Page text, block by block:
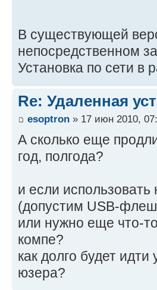
В существующей
непосредственном
Установка по сети в
Re: Удаленная
esoptron » 17 июн 2010,
А сколько еще
год, полгода?
и если использовать
(допустим USB-
или нужно еще что-
компе?
как долго будет
юзера?